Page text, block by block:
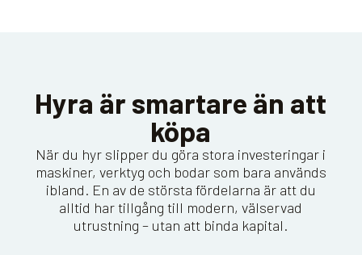
Hyra är smartare än att
köpa
När du hyr slipper du göra stora investeringar i
maskiner, verktyg och bodar som bara används
ibland. En av de största fördelarna är att du
alltid har tillgång till modern, välservad
utrustning – utan att binda kapital.